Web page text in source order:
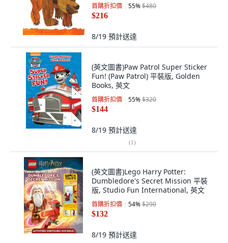
首購折扣價 55%$480
$216
8/19 預計送達
(英文圖書)Paw Patrol Super Sticker
Fun! (Paw Patrol) 平裝版, Golden
Books, 英文
首購折扣價 55%$320
$144
8/19 預計送達
(1)
(英文圖書)Lego Harry Potter:
Dumbledore's Secret Mission 平裝
版, Studio Fun International, 英文
首購折扣價 54%$290
$132
8/19 預計送達